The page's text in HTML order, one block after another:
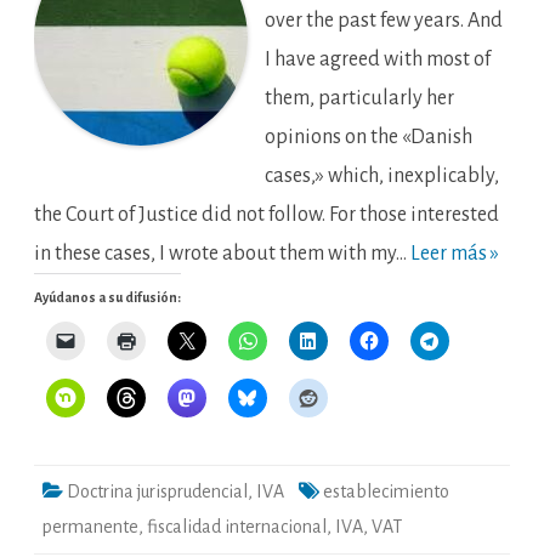
subsidiary
be
as
a
VAT
fixed
of
Foreign
Company.
over the past few years. And
I have agreed with most of
them, particularly her
opinions on the «Danish
cases,» which, inexplicably,
the Court of Justice did not follow. For those interested
in these cases, I wrote about them with my… Leer más »
Ayúdanos a su difusión:
Doctrina jurisprudencial , IVA
establecimiento
permanente, fiscalidad internacional , IVA, VAT